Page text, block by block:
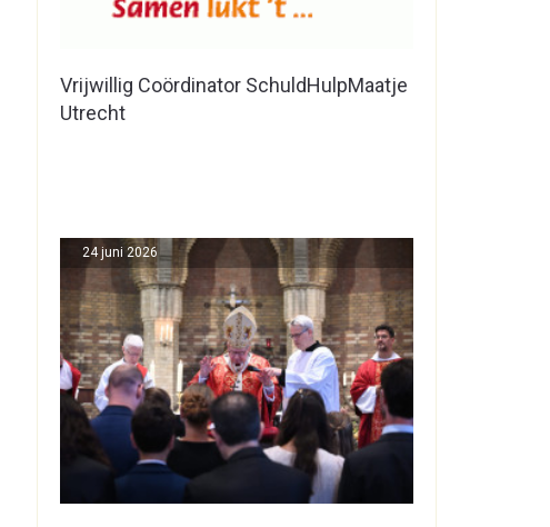
Vrijwillig Coördinator SchuldHulpMaatje
Utrecht
24 juni 2026